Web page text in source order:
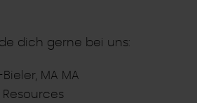
dich gerne bei uns:
MA MA
Resources